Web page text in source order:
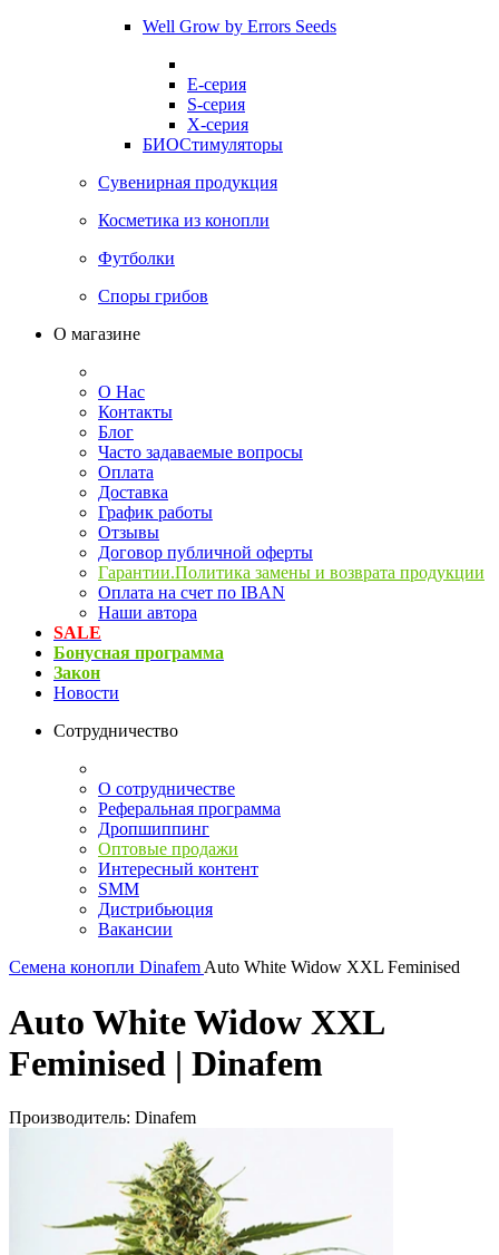
Well Grow by Errors Seeds
E-серия
S-серия
X-серия
БИОСтимуляторы
Сувенирная продукция
Косметика из конопли
Футболки
Споры грибов
О магазине
О Нас
Контакты
Блог
Часто задаваемые вопросы
Оплата
Доставка
График работы
Отзывы
Договор публичной оферты
Гарантии.Политика замены и возврата продукции
Оплата на счет по IBAN
Наши автора
SALE
Бонусная программа
Закон
Новости
Сотрудничество
О сотрудничестве
Реферальная программа
Дропшиппинг
Оптовые продажи
Интересный контент
SMM
Дистрибьюция
Вакансии
Семена конопли Dinafem Auto White Widow XXL Feminised
Auto White Widow XXL
Feminised | Dinafem
Производитель: Dinafem